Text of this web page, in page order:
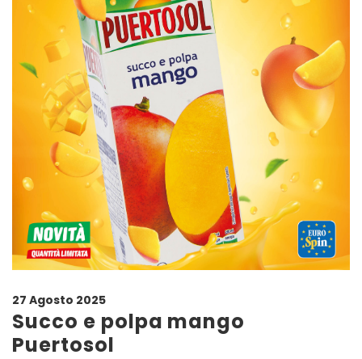
27 Agosto 2025
Succo e polpa mango
Puertosol